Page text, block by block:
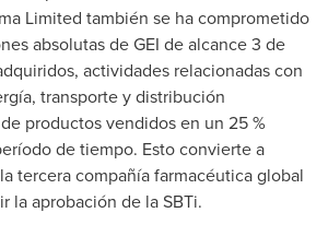
Limited también se ha comprometido
absolutas deGEI dealcance 3 de
actividades relacionadas con
transporte y distribución
productos vendidos en un 25 %
de tiempo. Esto convierte a
tercera compañía farmacéutica global
la aprobación de la SBTi.